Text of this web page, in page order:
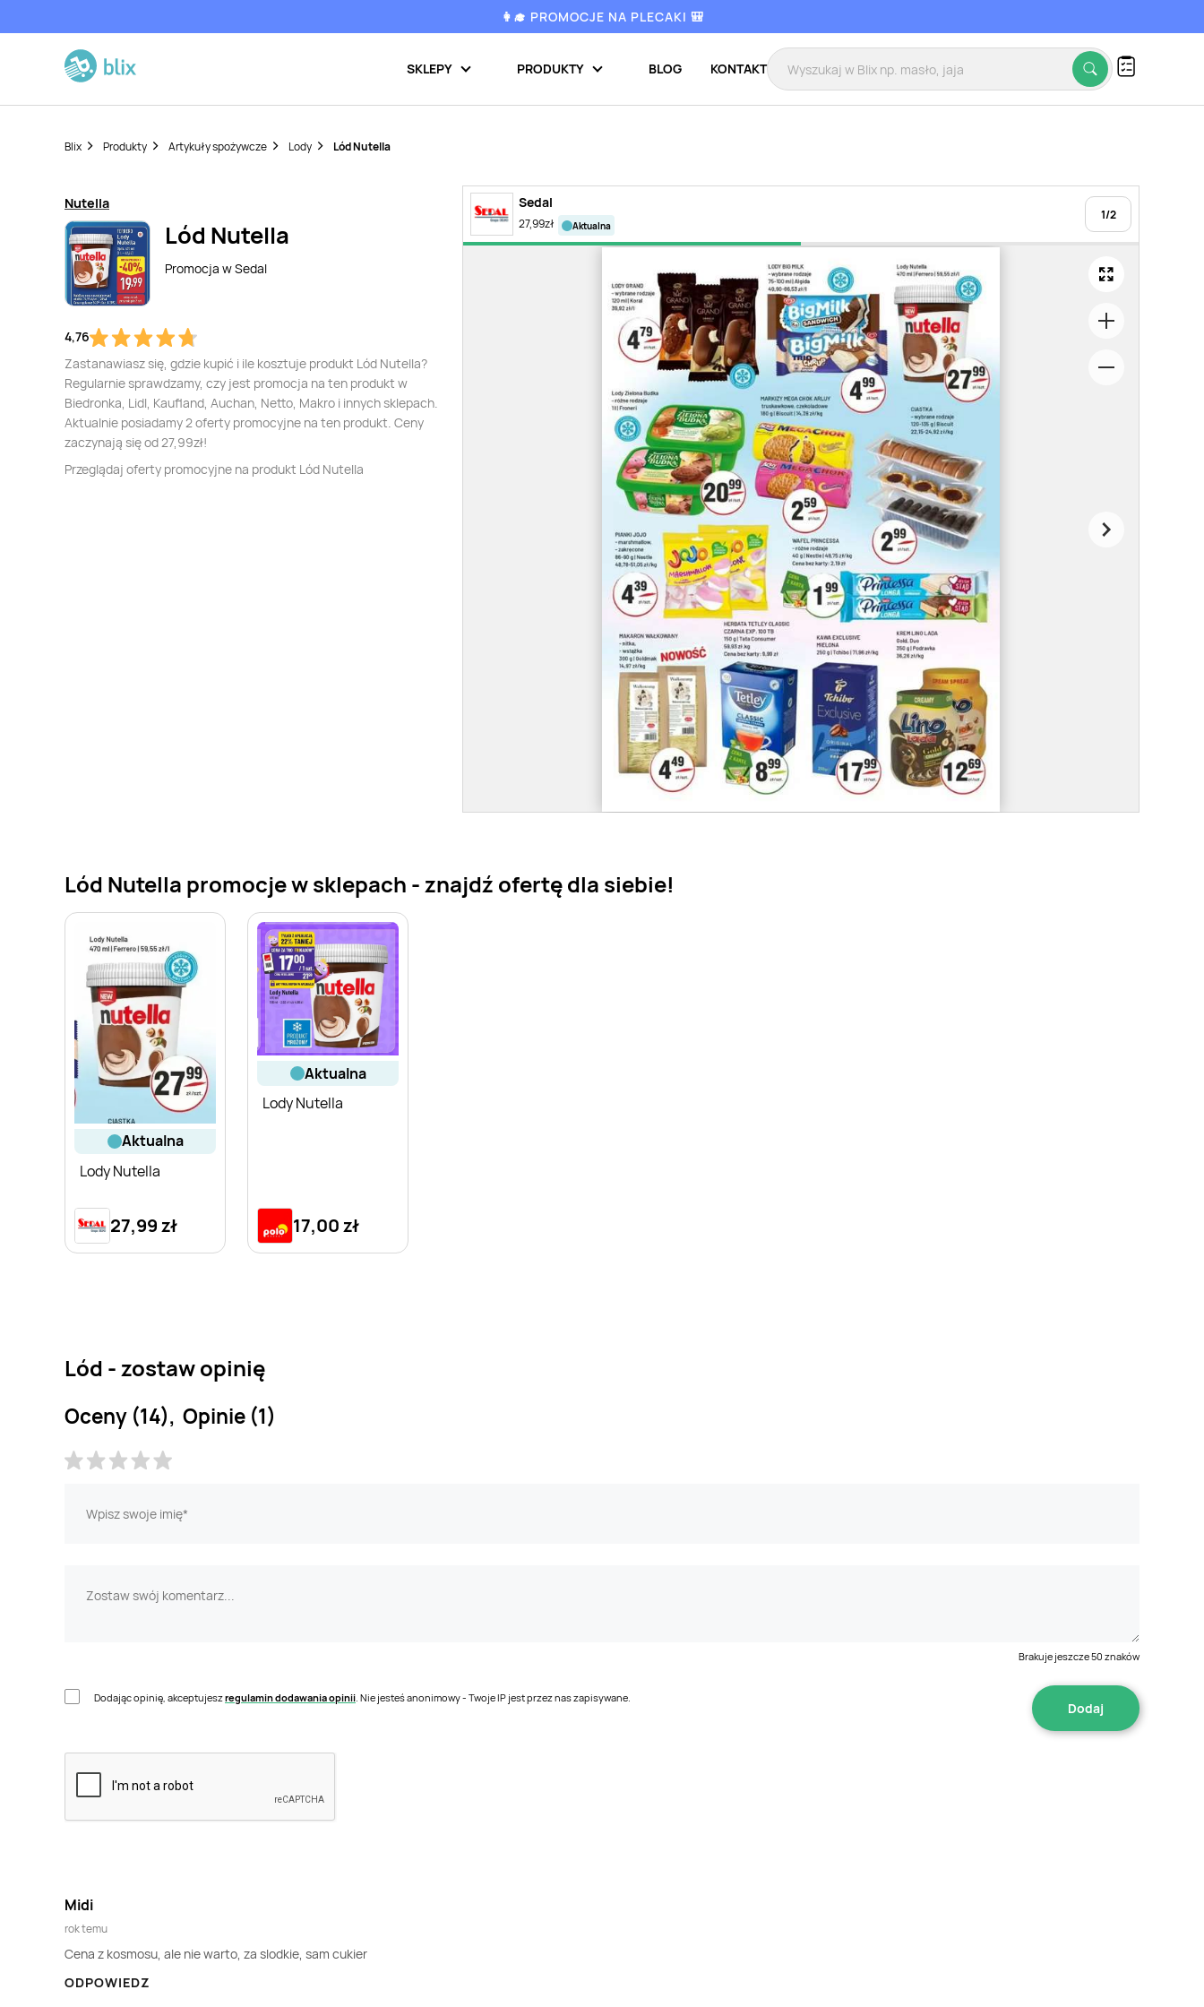
👩‍🎓 PROMOCJE NA PLECAKI 🎒
SKLEPY PRODUKTY BLOG KONTAKT
Blix Produkty Artykuły spożywcze Lody Lód Nutella
Nutella
Lód Nutella
Promocja wSedal
4,76
Zastanawiasz się, gdzie kupić i ile kosztuje produkt Lód Nutella?
Regularnie sprawdzamy, czy jest promocja na ten produkt w
Biedronka, Lidl, Kaufland, Auchan, Netto, Makro i innych sklepach.
Aktualnie posiadamy 2 oferty promocyjne na ten produkt. Ceny
zaczynają się od 27,99zł!
Przeglądaj oferty promocyjne na produkt Lód Nutella
Sedal
27,99zł aktualna
1/2
Lód Nutella promocje w sklepach - znajdź ofertę dla siebie!
aktualna
Lody Nutella
27,99 zł
aktualna
Lody Nutella
17,00 zł
Lód - zostaw opinię
Oceny (14), Opinie (1)
Brakuje jeszcze50 znaków
Dodając opinię, akceptujeszregulamin dodawania opinii . Nie jesteś anonimowy - Twoje IP jest przez nas zapisywane.
Midi
rok temu
Cena z kosmosu, ale nie warto, za slodkie, sam cukier
ODPOWIEDZ